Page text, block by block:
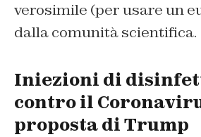
verosimile (per usare un
dalla comunità scientifica.
Iniezioni di
contro il
proposta di Trump